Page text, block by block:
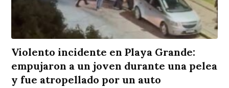
Violento incidente en Playa Grande:
empujaron a un joven durante una pelea
y fue atropellado por un auto